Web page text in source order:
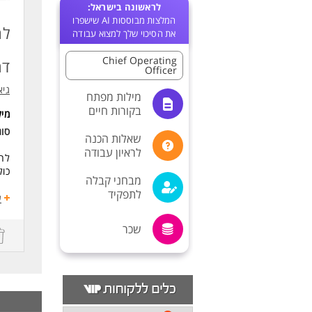
לראשונה בישראל:
המלצות מבוססות AI שישפרו
את הסיכוי שלך למצוא עבודה
Chief Operating
Officer
מילות מפתח
בקורות חיים
שאלות הכנה
לראיון עבודה
מבחני קבלה
לתפקיד
שכר